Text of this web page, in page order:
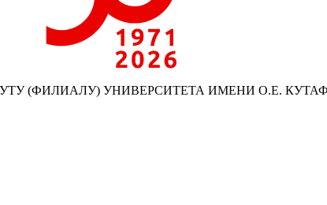
(ФИЛИАЛУ) УНИВЕРСИТЕТА ИМЕНИ О.Е.